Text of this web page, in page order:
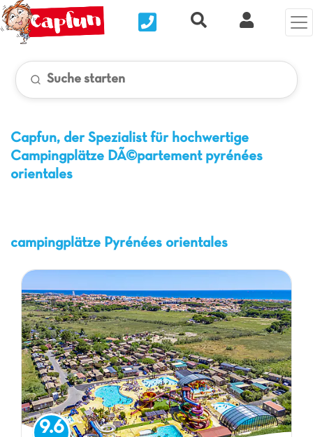
Nous contacterRecherche rapide
Clix
Suche starten
Capfun, der Spezialist für hochwertige
Campingplätze DÃ©partement pyrénées
orientales
campingplätze Pyrénées orientales
9.6